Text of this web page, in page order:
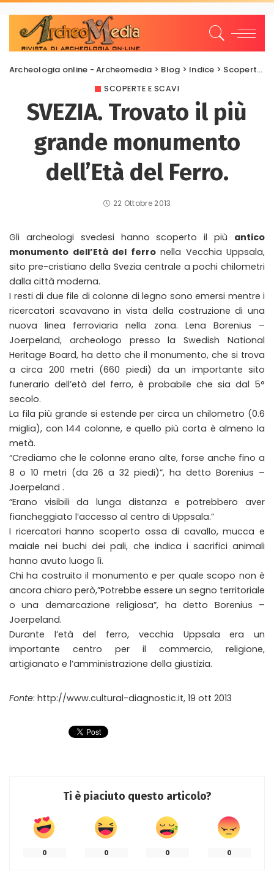
Archeologia online - Archeomedia > Blog > Indice > Scoperte e scavi
SCOPERTE E SCAVI
SVEZIA. Trovato il più
grande monumento
dell’Età del Ferro.
22 Ottobre 2013
Gli archeologi svedesi hanno scoperto il più antico
monumento dell’Età del ferronella Vecchia Uppsala,
sito pre-cristiano della Svezia centrale a pochi chilometri
dalla città moderna.
I resti di due file di colonne di legno sono emersi mentre i
ricercatori scavavano in vista della costruzione di una
nuova linea ferroviaria nella zona. Lena Borenius –
Joerpeland, archeologo presso la Swedish National
Heritage Board, ha detto che il monumento, che si trova
a circa 200 metri (660 piedi) da un importante sito
funerario dell’età del ferro, è probabile che sia dal 5°
secolo.
La fila più grande si estende per circa un chilometro (0.6
miglia), con 144 colonne, e quello più corta è almeno la
metà.
“Crediamo che le colonne erano alte, forse anche fino a
8 o 10 metri (da 26 a 32 piedi)”, ha detto Borenius –
Joerpeland .
“Erano visibili da lunga distanza e potrebbero aver
fiancheggiato l’accesso al centro di Uppsala.”
I ricercatori hanno scoperto ossa di cavallo, mucca e
maiale nei buchi dei pali, che indica i sacrifici animali
hanno avuto luogo lì.
Chi ha costruito il monumento e per quale scopo non è
ancora chiaro però,”Potrebbe essere un segno territoriale
o una demarcazione religiosa”, ha detto Borenius –
Joerpeland.
Durante l’età del ferro, vecchia Uppsala era un
importante centro per il commercio, religione,
artigianato e l’amministrazione della giustizia.
Fonte: http://www.cultural-diagnostic.it, 19 ott 2013
Ti è piaciuto questo articolo?
0 0 0 0